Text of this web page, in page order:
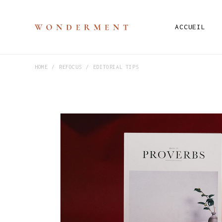
ACCUEIL
HOME REFOCUS EDITORIAL TIPS